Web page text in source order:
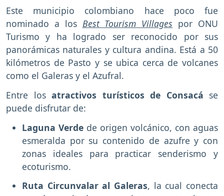
Este municipio colombiano hace poco fue
nominado a los Best Tourism Villages por ONU
Turismo y ha logrado ser reconocido por sus
panorámicas naturales y cultura andina. Está a 50
kilómetros de Pasto y se ubica cerca de volcanes
como el Galeras y el Azufral.
Entre losatractivos turísticos de Consacá se
puede disfrutar de:
Laguna Verde de origen volcánico, con aguas
esmeralda por su contenido de azufre y con
zonas ideales para practicar senderismo y
ecoturismo.
Ruta Circunvalar al Galeras, la cual conecta